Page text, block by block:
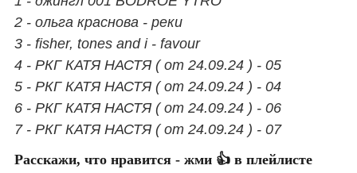
2 - ольга краснова - реки
3 - fisher, tones and i - favour
4 - РКГ КАТЯ НАСТЯ ( от 24.09.24 ) - 05
5 - РКГ КАТЯ НАСТЯ ( от 24.09.24 ) - 04
6 - РКГ КАТЯ НАСТЯ ( от 24.09.24 ) - 06
7 - РКГ КАТЯ НАСТЯ ( от 24.09.24 ) - 07
Расскажи, что нравится - жми 👍 в плейлисте